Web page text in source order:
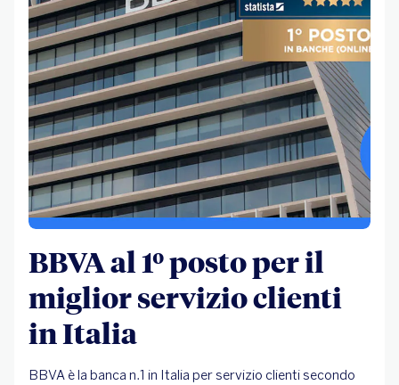
BBVA al 1º posto per il
miglior servizio clienti
in Italia
BBVA è la banca n.1 in Italia per servizio clienti secondo